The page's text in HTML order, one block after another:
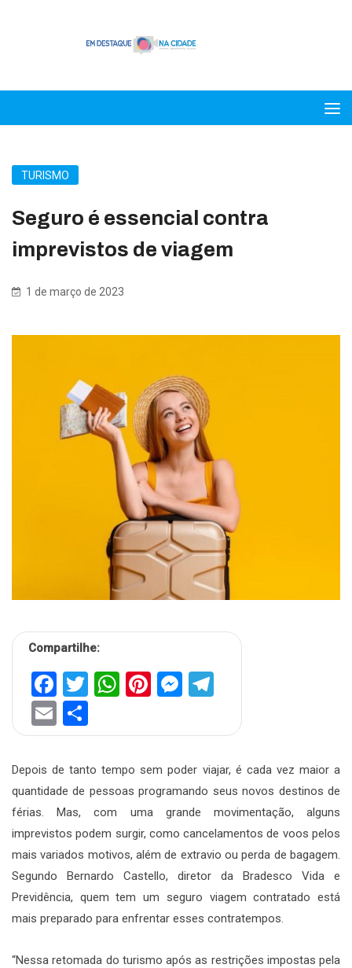
TURISMO
Seguro é essencial contra
imprevistos de viagem
1 de março de 2023
Compartilhe:
Facebook
Twitter
WhatsApp
Pinterest
Messenger
Email
Depois de tanto tempo sem poder viajar, é cada vez maior a
quantidade de pessoas programando seus novos destinos de
férias. Mas, com uma grande movimentação, alguns
imprevistos podem surgir, como cancelamentos de voos pelos
mais variados motivos, além de extravio ou perda de bagagem.
Segundo Bernardo Castello, diretor da Bradesco Vida e
Previdência, quem tem um seguro viagem contratado está
mais preparado para enfrentar esses contratempos.
“Nessa retomada do turismo após as restrições impostas pela